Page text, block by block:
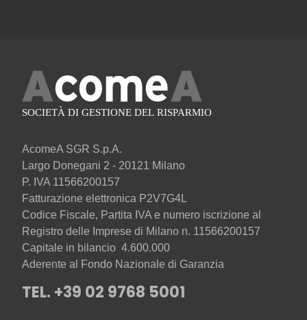
AcomeA SGR S.p.A.
Largo Donegani 2 - 20121 Milano
P. IVA 11566200157
Fatturazione elettronica P2V7G4L
Codice Fiscale, Partita IVA e numero iscrizione al
Registro delle Imprese di Milano n. 11566200157
Capitale in bilancio 4.600.000
Aderente al Fondo Nazionale di Garanzia
TEL. +39 02 9768 5001